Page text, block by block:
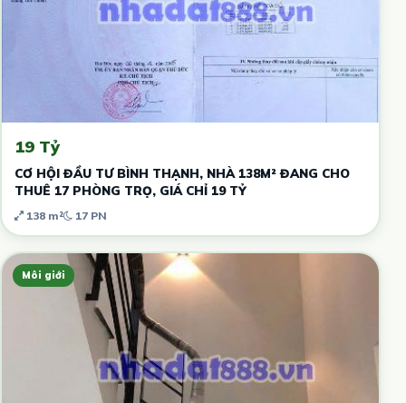
19 Tỷ
CƠ HỘI ĐẦU TƯ BÌNH THẠNH, NHÀ 138M² ĐANG CHO
THUÊ 17 PHÒNG TRỌ, GIÁ CHỈ 19 TỶ
138 m² 17 PN
Môi giới